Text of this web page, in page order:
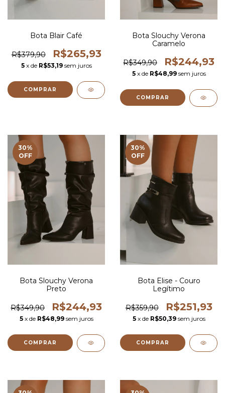
Bota Blair Café
R$379,90 R$265,93
5 x de R$53,19 sem juros
COMPRAR
Bota Slouchy Verona
Caramelo
R$349,90 R$244,93
5 x de R$48,99 sem juros
COMPRAR
30%
OFF
Bota Slouchy Verona
Preto
R$349,90 R$244,93
5 x de R$48,99 sem juros
COMPRAR
30%
OFF
Bota Elise - Couro
Legítimo
R$359,90 R$251,93
5 x de R$50,39 sem juros
COMPRAR